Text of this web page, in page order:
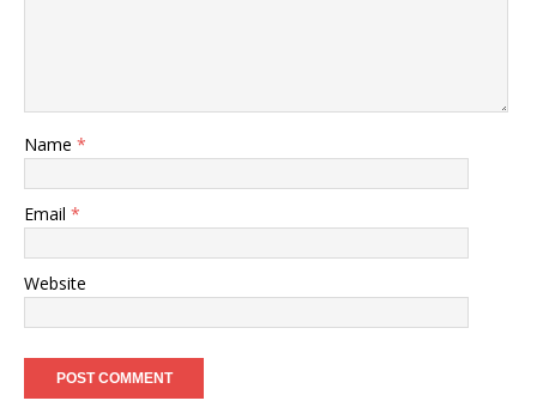
Name *
Email *
Website